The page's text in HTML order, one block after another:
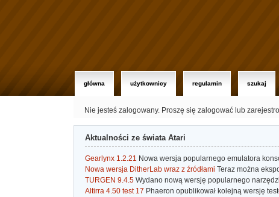
główna użytkownicy regulamin szukaj
Nie jesteś zalogowany. Proszę się zalogować lub
Aktualności ze świata Atari
Gearlynx 1.2.21 Nowa wersja popularnego emulatora
Nowa wersja DitherLab wraz z źródłami Teraz można
TURGEN 9.4.5 Wydano nową wersję popularnego
Altirra 4.50 test 17 Phaeron opublikował kolejną wersję